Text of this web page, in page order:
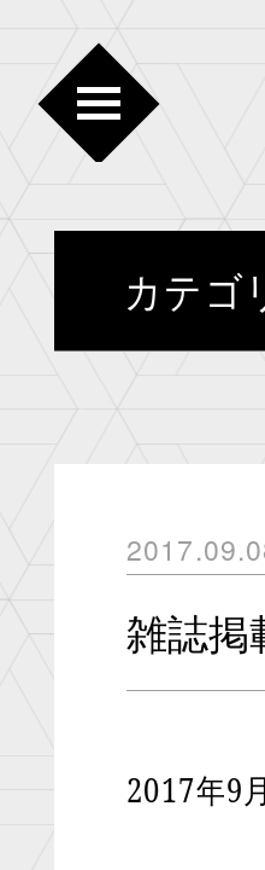
最新情報
物語
映像
グッズ
スペシャル
カテゴ
イベン
ラジオ
音楽
雑誌掲
2017年9